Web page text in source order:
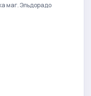
маг. Эльдорадо